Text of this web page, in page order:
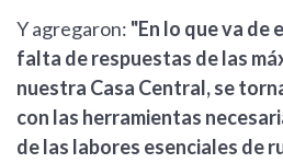
Y agregaron: "En lo que va de
falta de respuestas de las
nuestra Casa Central, se
con las herramientas
de las labores esenciales de